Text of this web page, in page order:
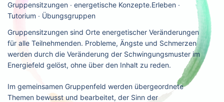
Gruppensitzungen ∙ energetische Konzepte.Erleben ∙
Tutorium ∙ Übungsgruppen
Gruppensitzungen sind Orte energetischer Veränderungen
für alle Teilnehmenden. Probleme, Ängste und Schmerzen
werden durch die Veränderung der Schwingungsmuster im
Energiefeld gelöst, ohne über den Inhalt zu reden.
Im gemeinsamen Gruppenfeld werden übergeordnete
Themen bewusst und bearbeitet, der Sinn der